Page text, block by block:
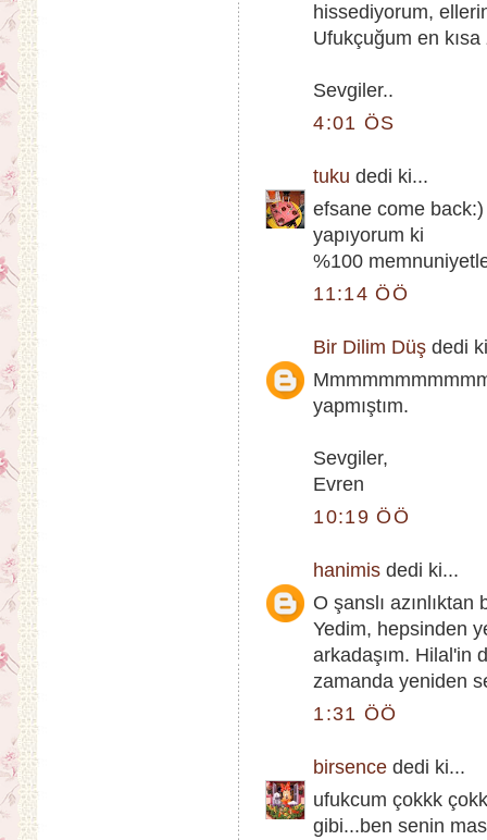
hissediyorum,
Ufukçuğum en
Sevgiler..
4:01 ÖS
tuku dedi ki...
efsane come
yapıyorum ki
%100
11:14 ÖÖ
Bir Dilim Düş dedi
yapmıştım.
Sevgiler,
Evren
10:19 ÖÖ
hanimis dedi ki...
O şanslı
Yedim, hepsinden
arkadaşım. Hilal'in
zamanda yeniden
1:31 ÖÖ
birsence dedi ki...
ufukcum çokkk
gibi...ben senin